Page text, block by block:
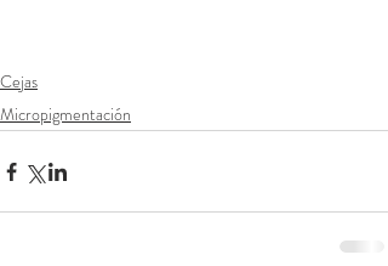
Cejas
Micropigmentación